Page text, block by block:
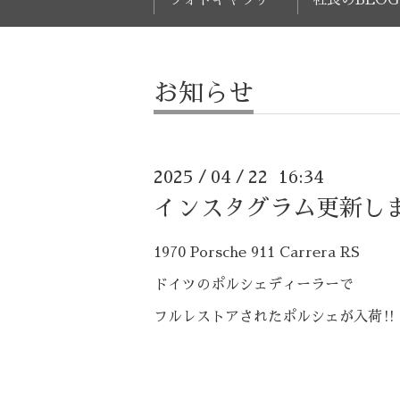
お知らせ
2025 / 04 / 22 16:34
インスタグラム更新
1970 Porsche 911 Carrera RS
ドイツのポルシェディーラーで
フルレストアされたポルシェが入荷‼️